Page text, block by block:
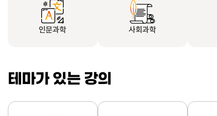
인문과학 사회과학
테마가 있는 강의